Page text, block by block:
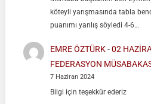
köteyli yarışmasında tabla
puanımı yanlış söyledi 4-6…
EMRE ÖZTÜRK-02
FEDERASYON
7 Haziran 2024
Bilgi için teşekkür ederiz